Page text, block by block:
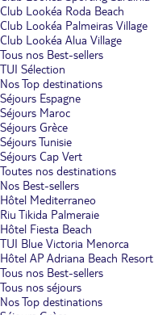
Club Lookéa Roda Beach
Club Lookéa Palmeiras Village
Club Lookéa Alua Village
Tous nos Best-sellers
TUI Sélection
Nos Top destinations
Séjours Espagne
Séjours Maroc
Séjours Grèce
Séjours Tunisie
Séjours Cap Vert
Toutes nos destinations
Nos Best-sellers
Hôtel Mediterraneo
Riu Tikida Palmeraie
Hôtel Fiesta Beach
TUI Blue Victoria Menorca
Hôtel AP Adriana Beach Resort
Tous nos Best-sellers
Tous nos séjours
Nos Top destinations